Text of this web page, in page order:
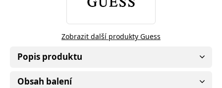
Zobrazit další produkty Guess
Popis produktu
Obsah balení